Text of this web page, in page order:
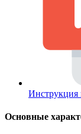
Инструкция
Основные